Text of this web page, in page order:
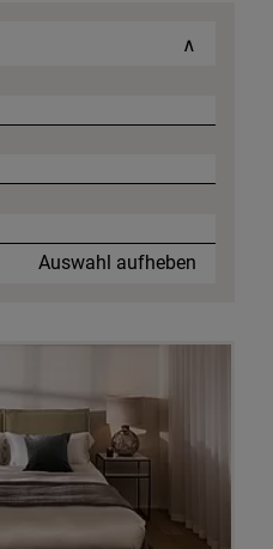
∧
Auswahl aufheben